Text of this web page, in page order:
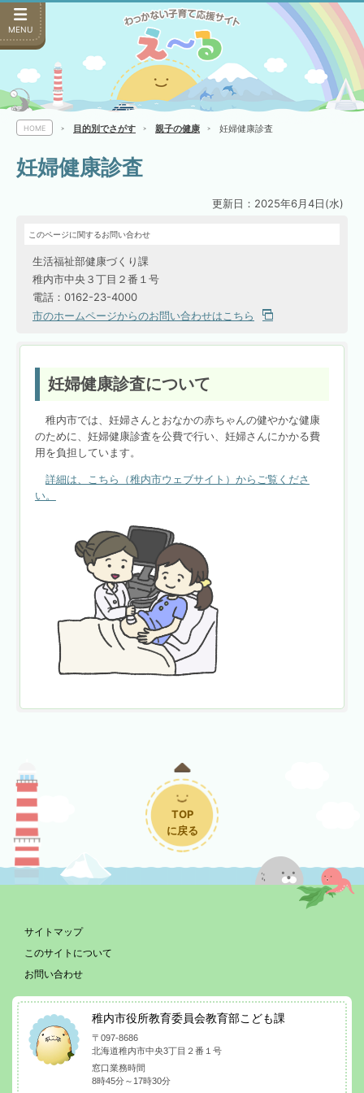
MENU
HOME 目的別でさがす 親子の健康 妊婦健康診査
妊婦健康診査
更新日：2025年6月4日(水)
このページに関するお問い合わせ
生活福祉部健康づくり課
稚内市中央３丁目２番１号
電話：0162-23-4000
市のホームページからのお問い合わせはこちら
妊婦健康診査について
稚内市では、妊婦さんとおなかの赤ちゃんの健やかな健康
のために、妊婦健康診査を公費で行い、妊婦さんにかかる費
用を負担しています。
詳細は、こちら（稚内市ウェブサイト）からご覧くださ
い。
TOP
に戻る
サイトマップ
このサイトについて
お問い合わせ
稚内市役所教育委員会教育部こども課
〒097-8686
北海道稚内市中央3丁目２番１号
窓口業務時間
8時45分～17時30分